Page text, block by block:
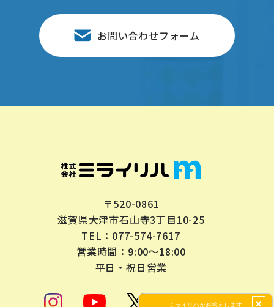
お問い合わせフォーム
〒520-0861
滋賀県大津市石山寺3丁目10-25
TEL： 077-574-7617
営業時間：9:00～18:00
平日・祝日営業